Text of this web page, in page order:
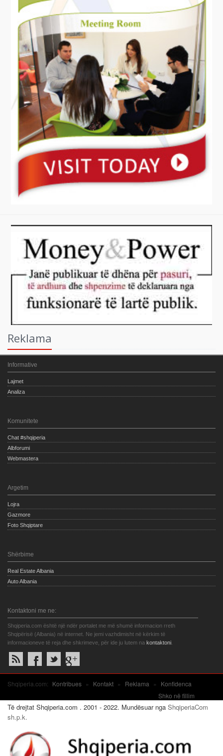
Reklama
Informative
Lajmet
Analiza
Komunitete
Chat #shqiperia
Albforumi
Webmastera
Argetim
Lojra
Gazmore
Foto Shqiptare
Shërbime
Real Estate Albania
Auto Albania
Kontaktoni me ne:
Shqiperia.com është një ndër portalet me më shumë informacion rreth
Shqipërisë (Albania) në internet. Ne jemi vazhdimisht në kërkim të
informacioneve të reja dhe shkrimeve, për ide ju lutem na kontaktoni
Shqiperia.com: Kontribues » Kontakt » Reklama »
Konfidenca
Shko në fillim
Të drejtat Shqiperia.com . 2001 - 2022. Mundësuar nga ShqiperiaCom
sh.p.k.